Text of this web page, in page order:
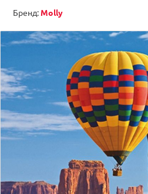
Бренд: Molly